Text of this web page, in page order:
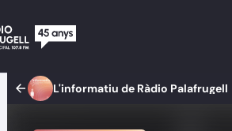
L'informatiu de Ràdio Palafrugell